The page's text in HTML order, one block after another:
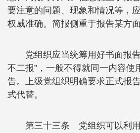
要注意的问题、现象和情况等，
权威准确。简报侧重于报告某方
党组织应当统筹用好书面报
不二报”，一般不得就同一内容使
告。上级党组织明确要求正式报
式代替。
第三十三条 党组织可以利